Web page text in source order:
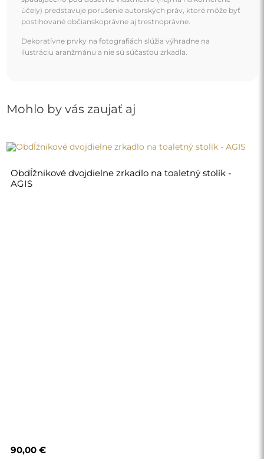
účely) predstavuje porušenie autorských práv, ktoré môže byť
postihované občianskoprávne aj trestnoprávne.
Dekoratívne prvky na fotografiách slúžia výhradne na
ilustráciu aranžmánu a nie sú súčasťou zrkadla.
Mohlo by vás zaujať aj
Obdĺžnikové dvojdielne zrkadlo na toaletný stolík -
AGIS
90,00 €